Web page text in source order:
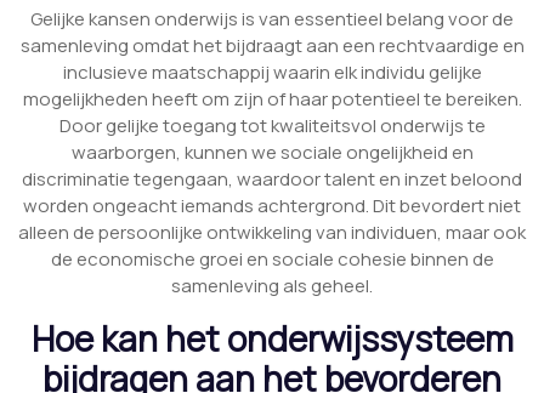
Gelijke kansen onderwijs is van essentieel belang voor de
samenleving omdat het bijdraagt aan een rechtvaardige en
inclusieve maatschappij waarin elk individu gelijke
mogelijkheden heeft om zijn of haar potentieel te bereiken.
Door gelijke toegang tot kwaliteitsvol onderwijs te
waarborgen, kunnen we sociale ongelijkheid en
discriminatie tegengaan, waardoor talent en inzet beloond
worden ongeacht iemands achtergrond. Dit bevordert niet
alleen de persoonlijke ontwikkeling van individuen, maar ook
de economische groei en sociale cohesie binnen de
samenleving als geheel.
Hoe kan het onderwijssysteem
bijdragen aan het bevorderen